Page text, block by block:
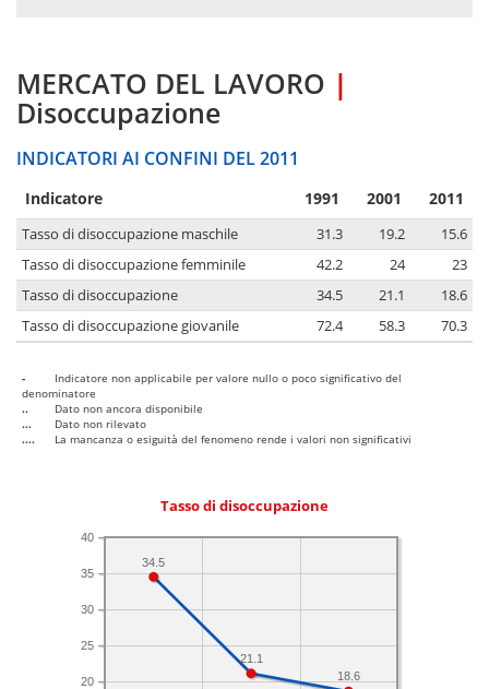
MERCATO DEL LAVORO |
Disoccupazione
INDICATORI AI CONFINI DEL 2011
Indicatore 1991 2001 2011
Tasso di disoccupazione maschile 31.3 19.2
15.6
Tasso di disoccupazione femminile
42.2 24
23
Tasso di disoccupazione
34.5 21.1
18.6
Tasso di disoccupazione giovanile
72.4 58.3 70.3
-
Indicatore non applicabile per valore nullo o poco significativo del
denominatore
..
Dato non ancora disponibile
...
Dato non rilevato
....
La mancanza o esiguità del fenomeno rende i valori non significativi
Tasso di disoccupazione
20
25
30
35
40
18.6
21.1
34.5